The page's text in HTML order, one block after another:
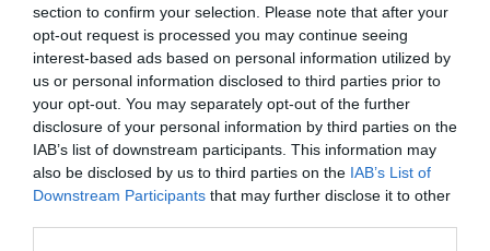
section to confirm your selection. Please note that after your
opt-out request is processed you may continue seeing
interest-based ads based on personal information utilized by
us or personal information disclosed to third parties prior to
your opt-out. You may separately opt-out of the further
disclosure of your personal information by third parties on the
IAB’s list of downstream participants. This information may
also be disclosed by us to third parties on the IAB’s List of
Downstream Participants that may further disclose it to other